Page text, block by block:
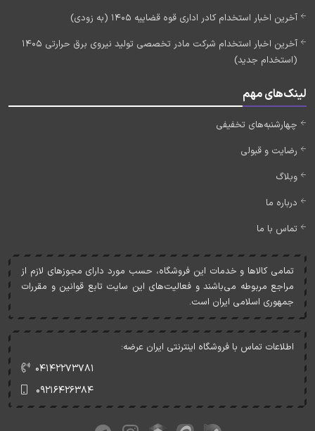
آخرین اخبار استخدام کادر اداری قوه قضاییه 1405 (به زودی)
آخرین اخبار استخدام شرکت مادر تخصصی تولید نیروی برق حرارتی 1405
(استخدام جدید)
لینک‌های مهم
چهارشنبه‌های تخفیفی
رضایت و قبولی
وبلاگ
درباره ما
تماس با ما
تمامی کالاها و خدمات اين فروشگاه، حسب مورد دارای مجوزهای لازم از
مراجع مربوطه می‌باشند و فعاليت‌های اين سايت تابع قوانين و مقررات
جمهوری اسلامی ايران است.
اطلاعات تماس با فروشگاه اینترنتی ایران عرضه:
۰۴۱۴۲۲۷۳۷۸۱
۰۹۲۱۶۴۲۶۳۸۴